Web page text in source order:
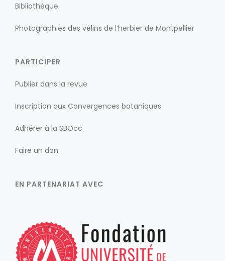
Bibliothèque
Photographies des vélins de l’herbier de Montpellier
PARTICIPER
Publier dans la revue
Inscription aux Convergences botaniques
Adhérer à la SBOcc
Faire un don
EN PARTENARIAT AVEC